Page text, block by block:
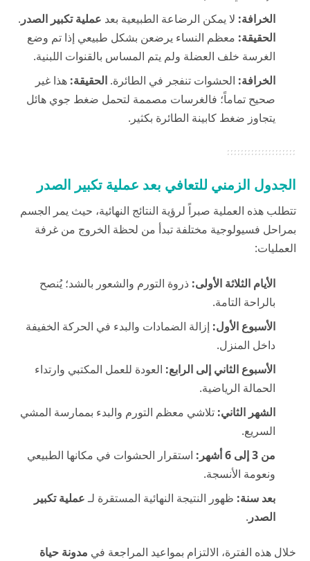
الخرافة: لا يمكن الرضاعة الطبيعية بعد عملية تكبير الصدر .
الحقيقة: معظم النساء يرضعن بشكل طبيعي إذا تم وضع
الغرسة خلف العضلة ولم يتم المساس بالقنوات اللبنية.
الخرافة: الحشوات تنفجر في الطائرة. الحقيقة: هذا غير
صحيح تماماً؛ فالغرسات مصممة لتحمل ضغط جوي هائل
يتجاوز ضغط كابينة الطائرة بكثير.
الجدول الزمني للتعافي بعد عملية تكبير الصدر
تتطلب هذه العملية صبراً لرؤية النتائج النهائية، حيث يمر الجسم
بمراحل فسيولوجية مختلفة تبدأ من لحظة الخروج من غرفة
العمليات:
الأيام الثلاثة الأولى: ذروة التورم والشعور بالشد؛ يُنصح
بالراحة التامة.
الأسبوع الأول: إزالة الضمادات والبدء في الحركة الخفيفة
داخل المنزل.
الأسبوع الثاني إلى الرابع: العودة للعمل المكتبي وارتداء
الحمالة الرياضية.
الشهر الثاني: تلاشي معظم التورم والبدء بممارسة المشي
السريع.
من 3 إلى 6 أشهر:
استقرار الحشوات في مكانها الطبيعي
ونعومة الأنسجة.
بعد سنة: ظهور النتيجة النهائية المستقرة لـعملية تكبير
الصدر.
خلال هذه الفترة، الالتزام بمواعيد المراجعة في مدونة حياة